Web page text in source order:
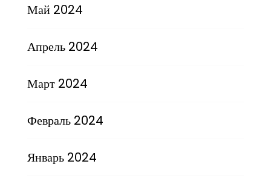
Май 2024
Апрель 2024
Март 2024
Февраль 2024
Январь 2024